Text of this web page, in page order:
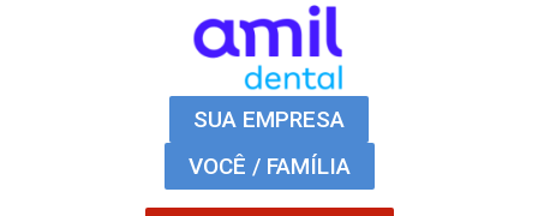
SUA EMPRESA
VOCÊ / FAMÍLIA